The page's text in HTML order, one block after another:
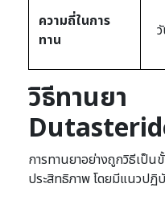
ความถี่ในการ
ทาน
วิธีทานยา
การทานยาอย่างถูกวิธีเป็
ประสิทธิภาพ โดยมีแนวป